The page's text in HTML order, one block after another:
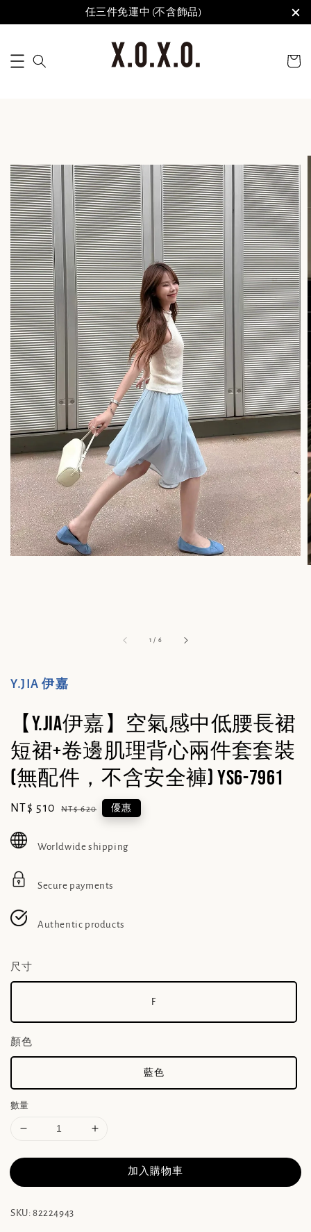
任三件免運中 (不含飾品)
1 / 6
Y.JIA 伊嘉
【Y.JIA伊嘉】空氣感中低腰長裙
短裙+卷邊肌理背心兩件套套裝
(無配件，不含安全褲) YS6-7961
Sale
NT$ 510 Regular
NT$ 620 優惠
Worldwide shipping
Secure payments
Authentic products
尺寸
F
顏色
藍色
數量
加入購物車
SKU: 82224943